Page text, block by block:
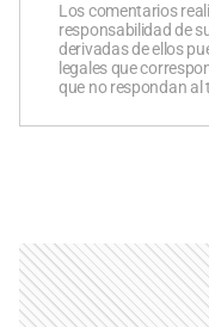
Los comentarios
responsabilidad de
derivadas de ellos
legales que
que no respondan